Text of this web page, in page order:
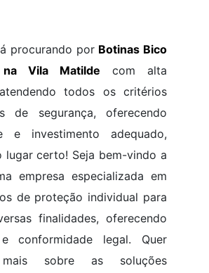
procurando por Botinas Bico
Vila Matilde com alta
todos os critérios
de segurança, oferecendo
e investimento adequado,
lugar certo! Seja bem-vindo a
empresa especializada em
de proteção individual para
finalidades, oferecendo
e conformidade legal. Quer
mais sobre as soluções